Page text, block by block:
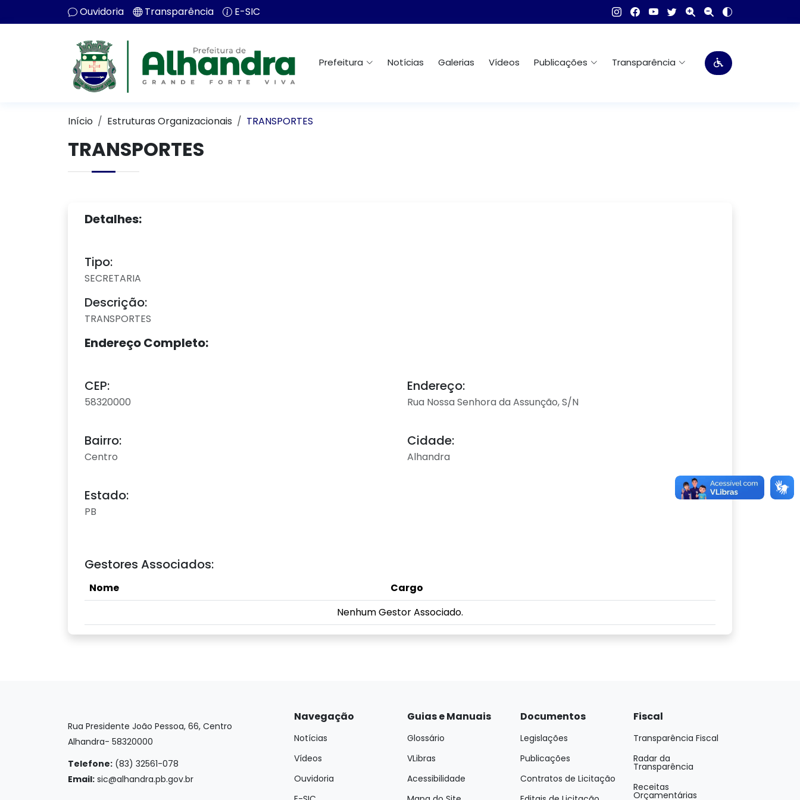
Ouvidoria Transparência E-SIC
Prefeitura Notícias Galerias Vídeos Publicações Transparência
Início Estruturas Organizacionais TRANSPORTES
TRANSPORTES
Detalhes:
Tipo:
SECRETARIA
Descrição:
TRANSPORTES
Endereço Completo:
CEP:
58320000
Endereço:
Rua Nossa Senhora da Assunção, S/N
Bairro:
Centro
Cidade:
Alhandra
Estado:
PB
Gestores Associados:
Nome
Cargo
Nenhum Gestor Associado.
Rua Presidente João Pessoa, 66, Centro
Alhandra- 58320000
Telefone: (83) 32561-078
Email: sic@alhandra.pb.gov.br
Navegação
Notícias
Vídeos
Ouvidoria
Guias e Manuais
Glossário
VLibras
Acessibilidade
Documentos
Legislações
Publicações
Contratos de Licitação
Fiscal
Transparência Fiscal
Radar da
Transparência
Receitas
Orçamentárias